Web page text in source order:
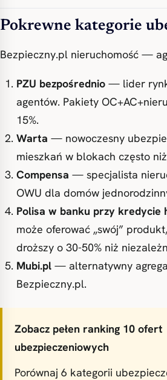
Pokrewne kategorie
Bezpieczny.pl nieruchomość —
PZU bezpośrednio — lider
agentów. Pakiety
15%.
Warta — nowoczesny
mieszkań w blokach często
Compensa — specjalista
OWU dla domów
Polisa w banku przy kredycie
może oferować „swój”
droższy o 30-50% niż
Mubi.pl — alternatywny
Bezpieczny.pl.
Zobacz pełen ranking 10 ofert
ubezpieczeniowych
Porównaj 6 kategorii